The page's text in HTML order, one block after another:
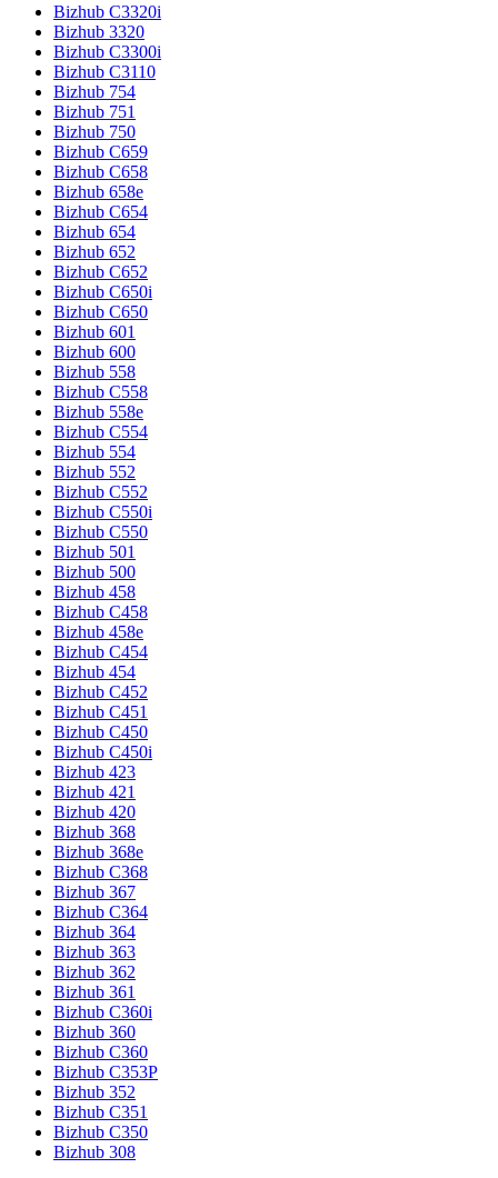
Bizhub C3320i
Bizhub 3320
Bizhub C3300i
Bizhub C3110
Bizhub 754
Bizhub 751
Bizhub 750
Bizhub C659
Bizhub C658
Bizhub 658e
Bizhub C654
Bizhub 654
Bizhub 652
Bizhub C652
Bizhub C650i
Bizhub C650
Bizhub 601
Bizhub 600
Bizhub 558
Bizhub C558
Bizhub 558e
Bizhub C554
Bizhub 554
Bizhub 552
Bizhub C552
Bizhub C550i
Bizhub C550
Bizhub 501
Bizhub 500
Bizhub 458
Bizhub C458
Bizhub 458e
Bizhub C454
Bizhub 454
Bizhub C452
Bizhub C451
Bizhub C450
Bizhub C450i
Bizhub 423
Bizhub 421
Bizhub 420
Bizhub 368
Bizhub 368e
Bizhub C368
Bizhub 367
Bizhub C364
Bizhub 364
Bizhub 363
Bizhub 362
Bizhub 361
Bizhub C360i
Bizhub 360
Bizhub C360
Bizhub C353P
Bizhub 352
Bizhub C351
Bizhub C350
Bizhub 308